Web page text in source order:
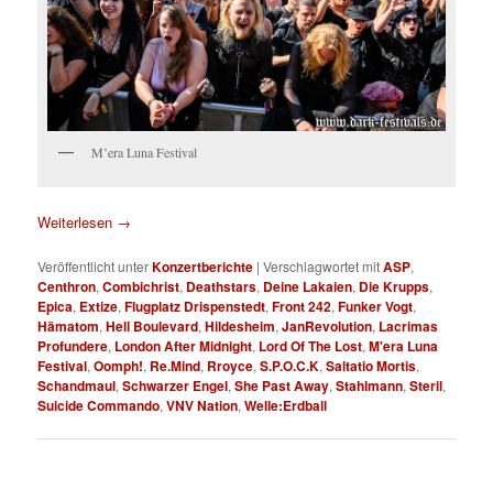
M’era Luna Festival
Weiterlesen →
Veröffentlicht unterKonzertberichte |Verschlagwortet mitASP,
Centhron,Combichrist, Deathstars, Deine Lakaien, Die Krupps,
Epica, Extize,Flugplatz Drispenstedt,Front 242,Funker Vogt,
Hämatom,Hell Boulevard,Hildesheim,JanRevolution, Lacrimas
Profundere, London After Midnight, Lord Of The Lost,M'era Luna
Festival,Oomph!, Re.Mind, Rroyce,S.P.O.C.K,Saltatio Mortis,
Schandmaul,Schwarzer Engel,She Past Away,Stahlmann,Steril,
Suicide Commando,VNV Nation,Welle:Erdball